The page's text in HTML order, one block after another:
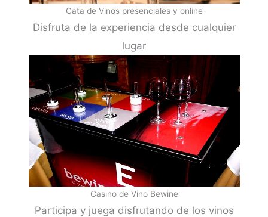
Cata de Vinos presenciales y online
Disfruta de la experiencia desde cualquier
lugar
Casino de Vino Bewine
Participa y juega disfrutando de los vinos